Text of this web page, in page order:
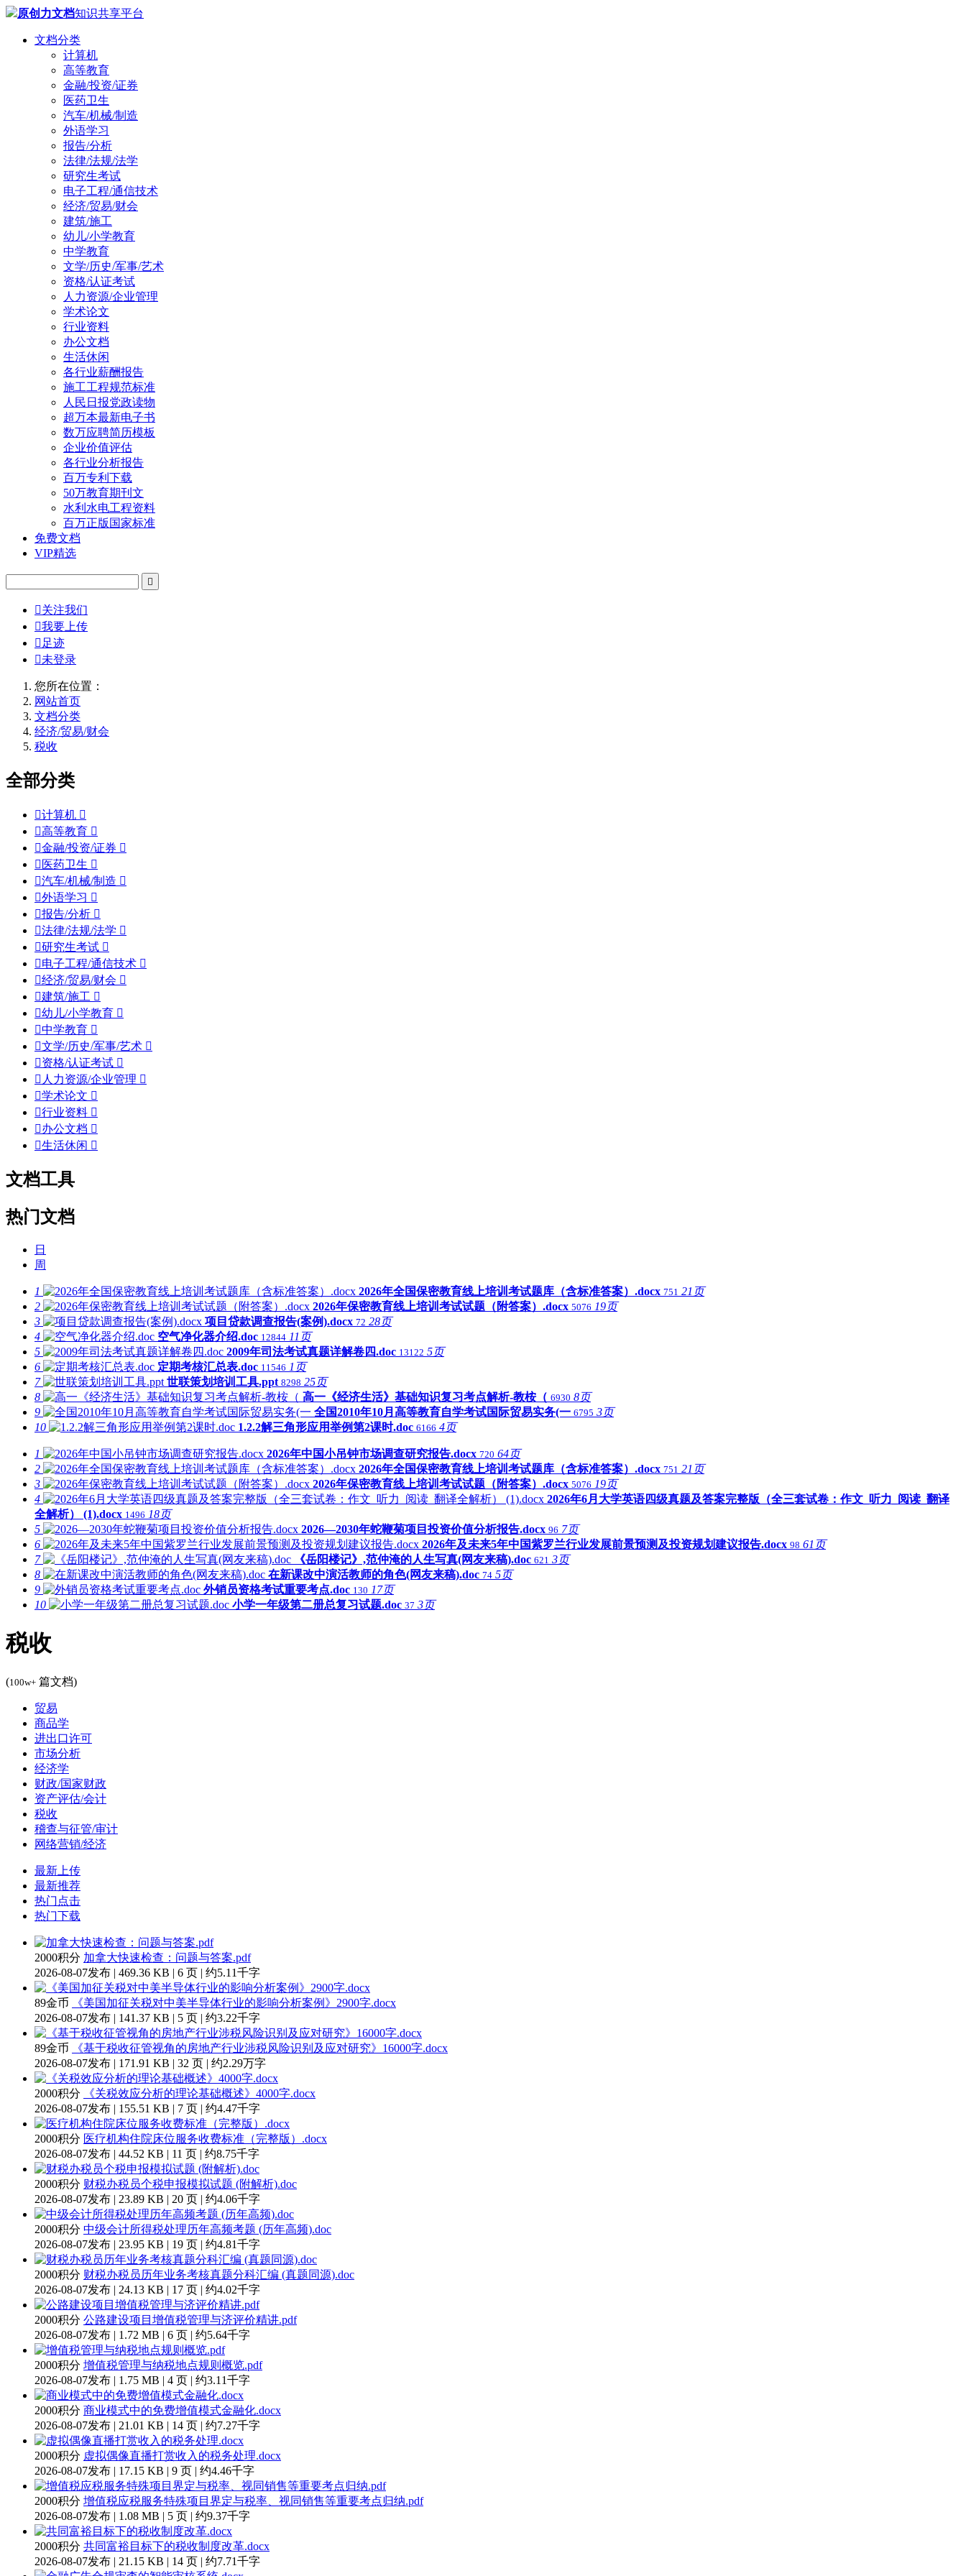
原创力文档知识共享平台
文档分类
计算机
高等教育
金融/投资/证券
医药卫生
汽车/机械/制造
外语学习
报告/分析
法律/法规/法学
研究生考试
电子工程/通信技术
经济/贸易/财会
建筑/施工
幼儿/小学教育
中学教育
文学/历史/军事/艺术
资格/认证考试
人力资源/企业管理
学术论文
行业资料
办公文档
生活休闲
各行业薪酬报告
施工工程规范标准
人民日报党政读物
超万本最新电子书
数万应聘简历模板
企业价值评估
各行业分析报告
百万专利下载
50万教育期刊文
水利水电工程资料
百万正版国家标准
免费文档
VIP精选

关注我们
我要上传
 足迹
未登录
您所在位置：
网站首页
文档分类
经济/贸易/财会
税收
全部分类
计算机 
高等教育 
金融/投资/证券 
 医药卫生 
汽车/机械/制造 
外语学习 
报告/分析 
法律/法规/法学 
研究生考试 
电子工程/通信技术 
经济/贸易/财会 
建筑/施工 
幼儿/小学教育 
中学教育 
文学/历史/军事/艺术 
资格/认证考试 
 人力资源/企业管理 
学术论文 
行业资料 
办公文档 
生活休闲 
文档工具
热门文档
日
周
1 2026年全国保密教育线上培训考试题库（含标准答案）.docx 751 21页
2
2026年保密教育线上培训考试试题（附答案）.docx 5076 19页
3
项目贷款调查报告(案例).docx 72 28页
4
空气净化器介绍.doc 12844 11页
5
2009年司法考试真题详解卷四.doc 13122 5页
6
定期考核汇总表.doc 11546 1页
7
世联策划培训工具.ppt 8298 25页
8
高一《经济生活》基础知识复习考点解析-教桉（ 6930 8页
9
全国2010年10月高等教育自学考试国际贸易实务(一 6795 3页
10
1.2.2解三角形应用举例第2课时.doc 6166 4页
1 2026年中国小吊钟市场调查研究报告.docx 720 64页
2
2026年全国保密教育线上培训考试题库（含标准答案）.docx 751 21页
3
2026年保密教育线上培训考试试题（附答案）.docx 5076 19页
4
2026年6月大学英语四级真题及答案完整版（全三套试卷：作文_听力_阅读_翻译
全解析） (1).docx 1496 18页
5
2026—2030年蛇鞭菊项目投资价值分析报告.docx 96 7页
6
2026年及未来5年中国紫罗兰行业发展前景预测及投资规划建议报告.docx 98 61页
7
《岳阳楼记》,范仲淹的人生写真(网友来稿).doc 621 3页
8
在新课改中演活教师的角色(网友来稿).doc 74 5页
9
外销员资格考试重要考点.doc 130 17页
10
小学一年级第二册总复习试题.doc 37 3页
税收
(100w+ 篇文档)
贸易
商品学
进出口许可
市场分析
经济学
财政/国家财政
资产评估/会计
税收
稽查与征管/审计
网络营销/经济
最新上传
最新推荐
热门点击
热门下载
2000积分 加拿大快速检查：问题与答案.pdf
2026-08-07发布 | 469.36 KB | 6 页 | 约5.11千字
89金币
《美国加征关税对中美半导体行业的影响分析案例》2900字.docx
2026-08-07发布 | 141.37 KB | 5 页 | 约3.22千字
89金币
《基于税收征管视角的房地产行业涉税风险识别及应对研究》16000字.docx
2026-08-07发布 | 171.91 KB | 32 页 | 约2.29万字
2000积分
《关税效应分析的理论基础概述》4000字.docx
2026-08-07发布 | 155.51 KB | 7 页 | 约4.47千字
2000积分 医疗机构住院床位服务收费标准（完整版）.docx
2026-08-07发布 | 44.52 KB | 11 页 | 约8.75千字
2000积分 财税办税员个税申报模拟试题 (附解析).doc
2026-08-07发布 | 23.89 KB | 20 页 | 约4.06千字
2000积分 中级会计所得税处理历年高频考题 (历年高频).doc
2026-08-07发布 | 23.95 KB | 19 页 | 约4.81千字
2000积分 财税办税员历年业务考核真题分科汇编 (真题同源).doc
2026-08-07发布 | 24.13 KB | 17 页 | 约4.02千字
2000积分 公路建设项目增值税管理与济评价精讲.pdf
2026-08-07发布 | 1.72 MB | 6 页 | 约5.64千字
2000积分 增值税管理与纳税地点规则概览.pdf
2026-08-07发布 | 1.75 MB | 4 页 | 约3.11千字
2000积分 商业模式中的免费增值模式金融化.docx
2026-08-07发布 | 21.01 KB | 14 页 | 约7.27千字
2000积分 虚拟偶像直播打赏收入的税务处理.docx
2026-08-07发布 | 17.15 KB | 9 页 | 约4.46千字
2000积分 增值税应税服务特殊项目界定与税率、视同销售等重要考点归纳.pdf
2026-08-07发布 | 1.08 MB | 5 页 | 约9.37千字
2000积分 共同富裕目标下的税收制度改革.docx
2026-08-07发布 | 21.15 KB | 14 页 | 约7.71千字